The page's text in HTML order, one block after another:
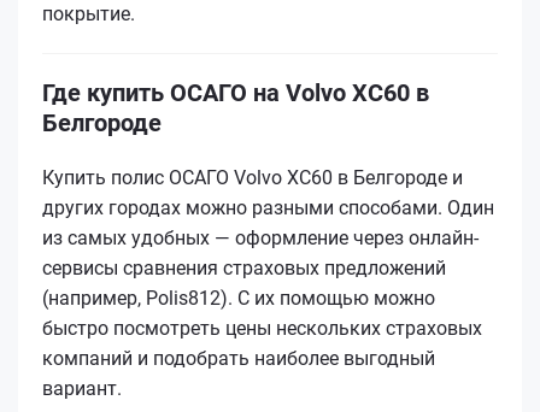
покрытие.
Где купить ОСАГО на Volvo XC60 в
Белгороде
Купить полис ОСАГО Volvo XC60 в Белгороде и
других городах можно разными способами. Один
из самых удобных — оформление через онлайн-
сервисы сравнения страховых предложений
(например, Polis812). С их помощью можно
быстро посмотреть цены нескольких страховых
компаний и подобрать наиболее выгодный
вариант.